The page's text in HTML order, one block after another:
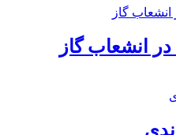
انشعاب گاز